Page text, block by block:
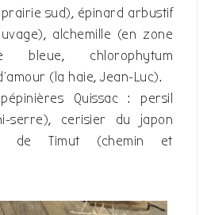
sud), épinard arbustif
alchemille (en zone
bleue, chlorophytum
(la haie, Jean-Luc).
Quissac : persil
serre), cerisier du japon
de Timut (chemin et